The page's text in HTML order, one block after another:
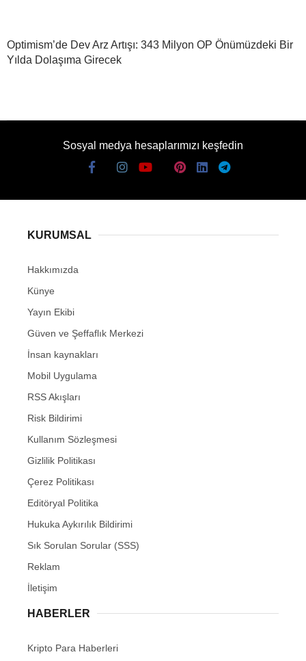
Optimism’de Dev Arz Artışı: 343 Milyon OP Önümüzdeki Bir
Yılda Dolaşıma Girecek
Sosyal medya hesaplarımızı keşfedin
KURUMSAL
Hakkımızda
Künye
Yayın Ekibi
Güven ve Şeffaflık Merkezi
İnsan kaynakları
Mobil Uygulama
RSS Akışları
Risk Bildirimi
Kullanım Sözleşmesi
Gizlilik Politikası
Çerez Politikası
Editöryal Politika
Hukuka Aykırılık Bildirimi
Sık Sorulan Sorular (SSS)
Reklam
İletişim
HABERLER
Kripto Para Haberleri